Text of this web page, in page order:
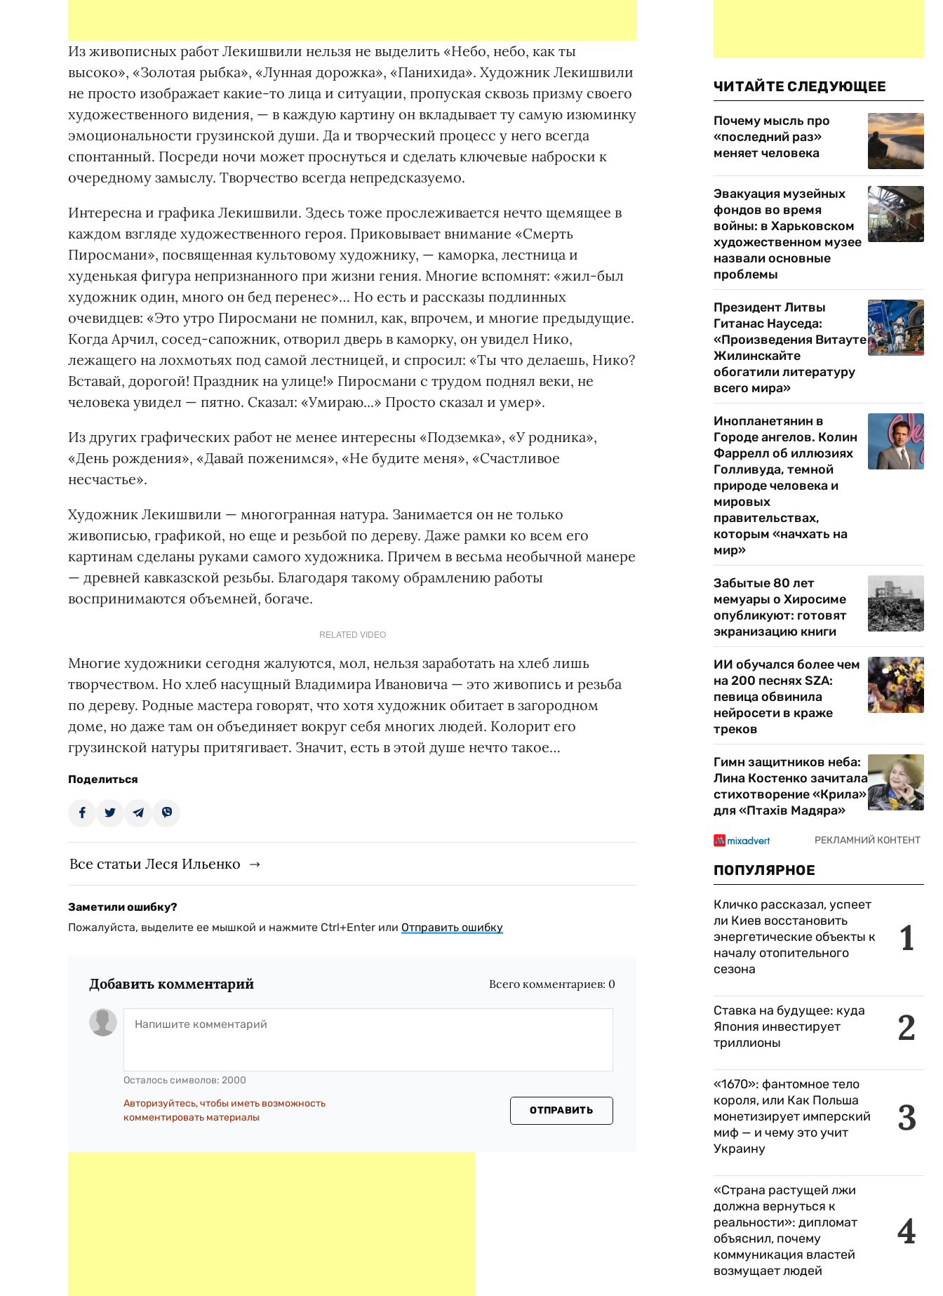
Из живописных работ Лекишвили нельзя не выделить «Небо, небо, как ты
высоко», «Золотая рыбка», «Лунная дорожка», «Панихида». Художник Лекишвили
не просто изображает какие-то лица и ситуации, пропуская сквозь призму своего
художественного видения, — в каждую картину он вкладывает ту самую изюминку
эмоциональности грузинской души. Да и творческий процесс у него всегда
спонтанный. Посреди ночи может проснуться и сделать ключевые наброски к
очередному замыслу. Творчество всегда непредсказуемо.
Интересна и графика Лекишвили. Здесь тоже прослеживается нечто щемящее в
каждом взгляде художественного героя. Приковывает внимание «Смерть
Пиросмани», посвященная культовому художнику, — каморка, лестница и
худенькая фигура непризнанного при жизни гения. Многие вспомнят: «жил-был
художник один, много он бед перенес»… Но есть и рассказы подлинных
очевидцев: «Это утро Пиросмани не помнил, как, впрочем, и многие предыдущие.
Когда Арчил, сосед-сапожник, отворил дверь в каморку, он увидел Нико,
лежащего на лохмотьях под самой лестницей, и спросил: «Ты что делаешь, Нико?
Вставай, дорогой! Праздник на улице!» Пиросмани с трудом поднял веки, не
человека увидел — пятно. Сказал: «Умираю...» Просто сказал и умер».
Из других графических работ не менее интересны «Подземка», «У родника»,
«День рождения», «Давай поженимся», «Не будите меня», «Счастливое
несчастье».
Художник Лекишвили — многогранная натура. Занимается он не только
живописью, графикой, но еще и резьбой по дереву. Даже рамки ко всем его
картинам сделаны руками самого художника. Причем в весьма необычной манере
— древней кавказской резьбы. Благодаря такому обрамлению работы
воспринимаются объемней, богаче.
RELATED VIDEO
Многие художники сегодня жалуются, мол, нельзя заработать на хлеб лишь
творчеством. Но хлеб насущный Владимира Ивановича — это живопись и резьба
по дереву. Родные мастера говорят, что хотя художник обитает в загородном
доме, но даже там он объединяет вокруг себя многих людей. Колорит его
грузинской натуры притягивает. Значит, есть в этой душе нечто такое…
Поделиться
Все статьи Леся Ильенко
Заметили ошибку?
Пожалуйста, выделите ее мышкой и нажмите Ctrl+Enter или Отправить ошибку
Добавить комментарий Всего комментариев: 0
Осталось символов: 2000
Авторизуйтесь, чтобы иметь возможность
комментировать материалы
ОТПРАВИТЬ
ЧИТАЙТЕ СЛЕДУЮЩЕЕ
Почему мысль про
«последний раз»
меняет человека
Эвакуация музейных
фондов во время
войны: в Харьковском
художественном музее
назвали основные
проблемы
Президент Литвы
Гитанас Науседа:
«Произведения Витауте
Жилинскайте
обогатили литературу
всего мира»
Инопланетянин в
Городе ангелов. Колин
Фаррелл об иллюзиях
Голливуда, темной
природе человека и
мировых
правительствах,
которым «начхать на
мир»
Забытые 80 лет
мемуары о Хиросиме
опубликуют: готовят
экранизацию книги
ИИ обучался более чем
на 200 песнях SZA:
певица обвинила
нейросети в краже
треков
Гимн защитников неба:
Лина Костенко зачитала
стихотворение «Крила»
для «Птахів Мадяра»
ПОПУЛЯРНОЕ
1
Кличко рассказал, успеет
ли Киев восстановить
энергетические объекты к
началу отопительного
сезона
2
Ставка на будущее: куда
Япония инвестирует
триллионы
3
«1670»: фантомное тело
короля, или Как Польша
монетизирует имперский
миф — и чему это учит
Украину
4
«Страна растущей лжи
должна вернуться к
реальности»: дипломат
объяснил, почему
коммуникация властей
возмущает людей